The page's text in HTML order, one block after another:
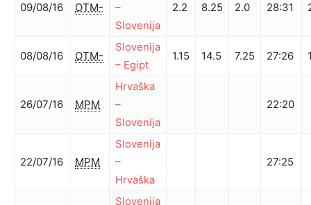
09/08/16 OTM-
–
Slovenija
2.2 8.25 2.0 28:31
08/08/16 OTM-
Slovenija
– Egipt
1.15 14.5 7.25 27:26
26/07/16 MPM
Hrvaška
–
Slovenija
22:20
22/07/16 MPM
Slovenija
–
Hrvaška
27:25
Slovenija